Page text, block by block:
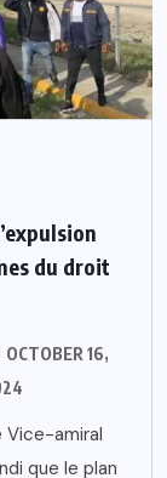
du droit
OCTOBER 16,
Vice-amiral
que le plan